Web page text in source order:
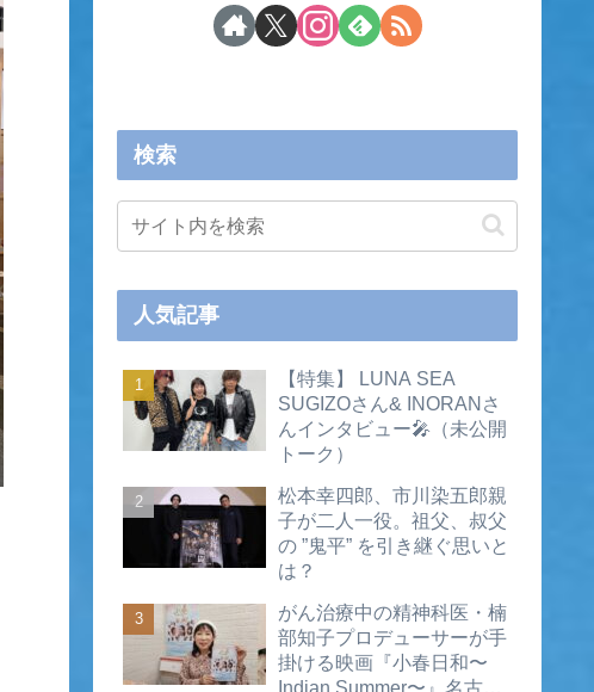
検索
人気記事
【特集】 LUNA SEA
SUGIZOさん& INORANさ
んインタビュー🎤（未公開
トーク）
松本幸四郎、市川染五郎親
子が二人一役。祖父、叔父
の ”鬼平” を引き継ぐ思いと
は？
がん治療中の精神科医・楠
部知子プロデューサーが手
掛ける映画『小春日和〜
Indian Summer〜』名古屋